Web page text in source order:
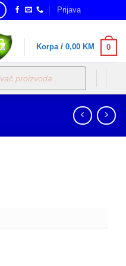
Prijava
Korpa / 0,00 KM 0